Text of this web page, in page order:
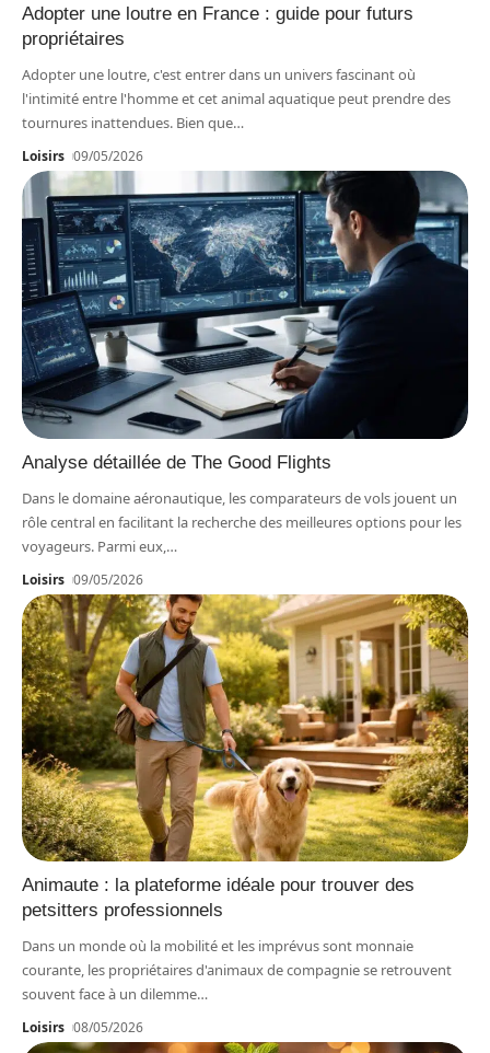
Adopter une loutre en France : guide pour futurs
propriétaires
Adopter une loutre, c'est entrer dans un univers fascinant où
l'intimité entre l'homme et cet animal aquatique peut prendre des
tournures inattendues. Bien que…
Loisirs 09/05/2026
Analyse détaillée de The Good Flights
Dans le domaine aéronautique, les comparateurs de vols jouent un
rôle central en facilitant la recherche des meilleures options pour les
voyageurs. Parmi eux, …
Loisirs 09/05/2026
Animaute : la plateforme idéale pour trouver des
petsitters professionnels
Dans un monde où la mobilité et les imprévus sont monnaie
courante, les propriétaires d'animaux de compagnie se retrouvent
souvent face à un dilemme…
Loisirs 08/05/2026